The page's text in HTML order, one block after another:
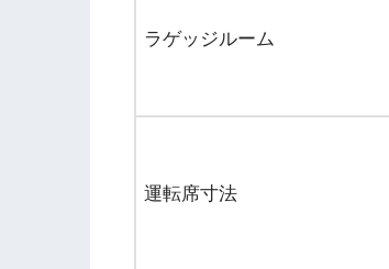
ラゲッジルーム
運転席寸法